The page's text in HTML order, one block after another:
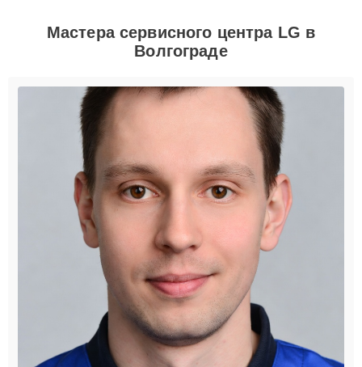
Мастера сервисного центра LG в
Волгограде